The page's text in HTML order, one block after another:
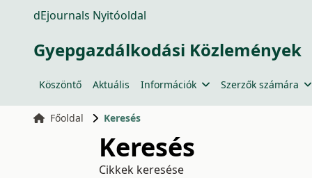
dEjournals Nyitóoldal
Gyepgazdálkodási Közlemények
Köszöntő Aktuális Információk Szerzők számára
Főoldal Keresés
Keresés
Cikkek keresése